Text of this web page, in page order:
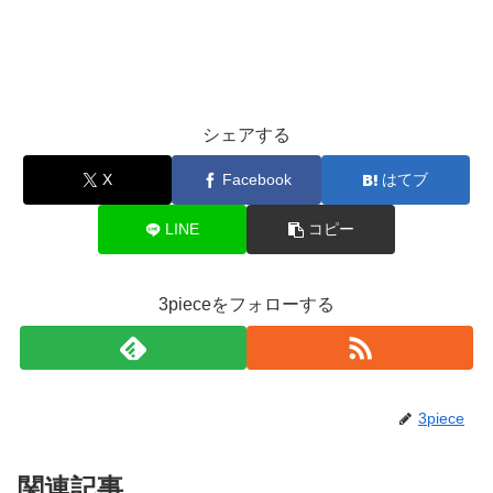
シェアする
X Facebook はてブ
LINE コピー
3pieceをフォローする
3piece